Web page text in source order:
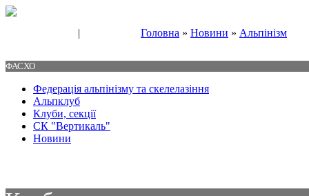
| Головна » Новини » Альпінізм
ФАСХО
Федерація альпінізму та скелелазіння
Альпклуб
Клуби, секції
СК "Вертикаль"
Новини